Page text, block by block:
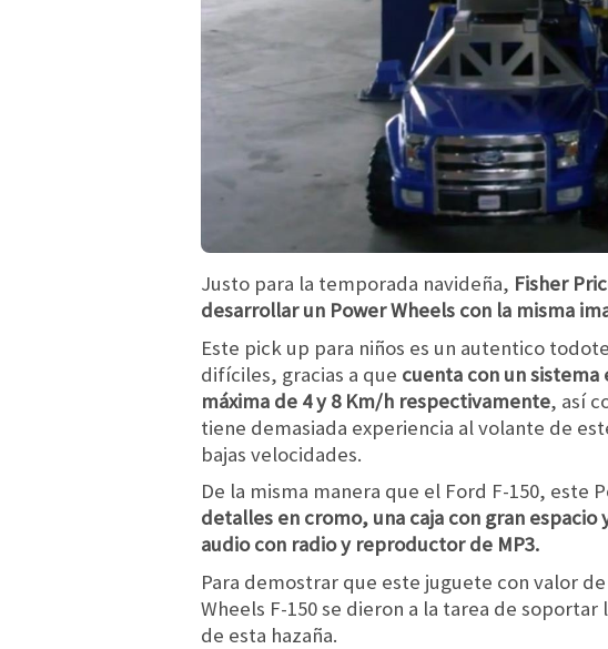
Justo para la temporada navideña, Fisher
desarrollar un Power Wheels con la misma
Este pick up para niños es un autentico
difíciles, gracias a que cuenta con un
máxima de 4 y 8 Km/h respectivamente, así
tiene demasiada experiencia al volante de
bajas velocidades.
De la misma manera que el Ford F-150, este
detalles en cromo, una caja con gran
audio con radio y reproductor de MP3.
Para demostrar que este juguete con valor
Wheels F-150 se dieron a la tarea de
de esta hazaña.